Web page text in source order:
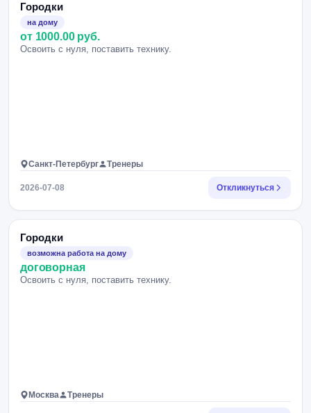
Городки
на дому
от 1000.00 руб.
Освоить с нуля, поставить технику.
Санкт-Петербург Тренеры
2026-07-08 Откликнуться
Городки
возможна работа на дому
договорная
Освоить с нуля, поставить технику.
Москва Тренеры